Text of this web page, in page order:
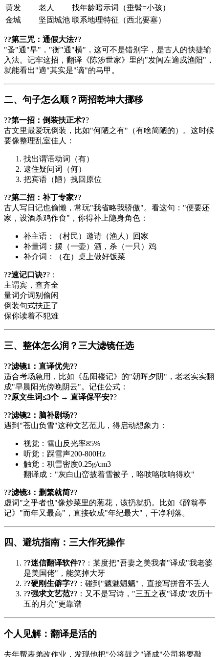
黄发
老人
找年龄暗示词（垂髫=小孩）
金城
坚固城池 联系地理特征（西北要塞）
??第三咒：通假大法??
"蚤"通"早"，"衡"通"横"，这可不是错别字，是古人的快捷输
入法。记牢这招，翻译《陈涉世家》里的"发闾左適戍渔阳"，
就能看出"適"其实是"谪"的马甲。
二、句子怎么顺？两招乾坤大挪移
??第一招：倒装扶正术??
古文里最爱玩倒装，比如"何陋之有"（有啥简陋的）。这时候
要像整理乱室佳人：
找出谓语动词（有）
逮住疑问词（何）
把宾语（陋）拽回原位
??第二招：补丁专家??
古人写日记也偷懒，常玩"我省略我骄傲"。看这句："便要还
家，设酒杀鸡作食"，你得补上隐身角色：
补主语：（村民）邀请（渔人）回家
补量词：摆（一壶）酒，杀（一只）鸡
补介词：（在）桌上做好饭菜
??速记口诀??：
主谓宾，查齐全
量词介词别偷闲
倒装句式扶正了
保你读着不犯难
三、整体怎么润？三大滤镜任选
??滤镜1：直译优先??
适合考场急用，比如《岳阳楼记》的"朝晖夕阴"，老老实实翻
成"早晨阳光傍晚阴云"。记住公式：
??原文生词≤3个 → 直译保平安??
??滤镜2：脑补剧场??
遇到"苍山负雪"这种文艺范儿，得启动想象力：
视觉：雪山反光率85%
听觉：踩雪声200-800Hz
触觉：积雪密度0.25g/cm3
翻译成："灰白山峦披着雪被子，咯吱咯吱响得欢"
??滤镜3：删繁就简??
虚词"之乎者也"像炒菜里的葱花，该扔就扔。比如《醉翁亭
记》"而年又最高"，直接砍成"年纪最大"，干净利落。
四、避坑指南：三大作死操作
??迷信翻译软件??：某度把"吾妻之美我者"译成"我老婆
是美国佬"，能笑掉大牙
??硬刚生僻字??：碰到"魑魅魍魉"，直接写拼音不丢人
??强求文艺范??：又不是写诗，"三五之夜"译成"农历十
五的月亮"更靠谱
个人见解：翻译是活的
去年帮表弟改作业，发现他把"公将鼓之"译成"公司将要敲